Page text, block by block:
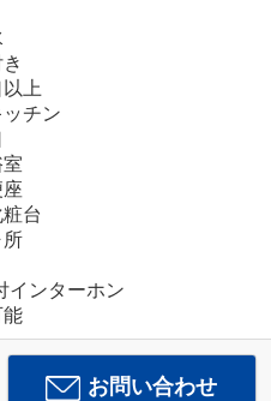
上
チン
台
所
インターホン
お問い合わせ